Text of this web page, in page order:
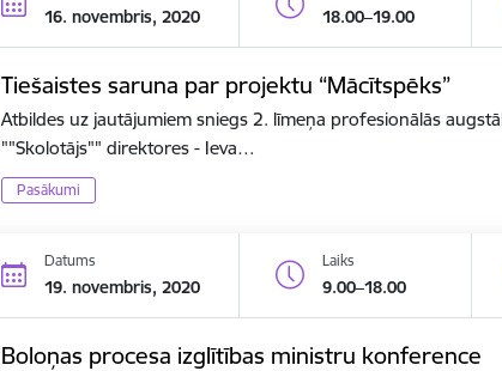
16. novembris, 2020 18.00–19.00
Tiešaistes saruna par projektu “Mācītspēks”
Atbildes uz jautājumiem sniegs 2. līmeņa profesionālās
""Skolotājs"" direktores - Ieva…
Pasākumi
Datums
19. novembris, 2020
Laiks
9.00–18.00
Boloņas procesa izglītības ministru konference